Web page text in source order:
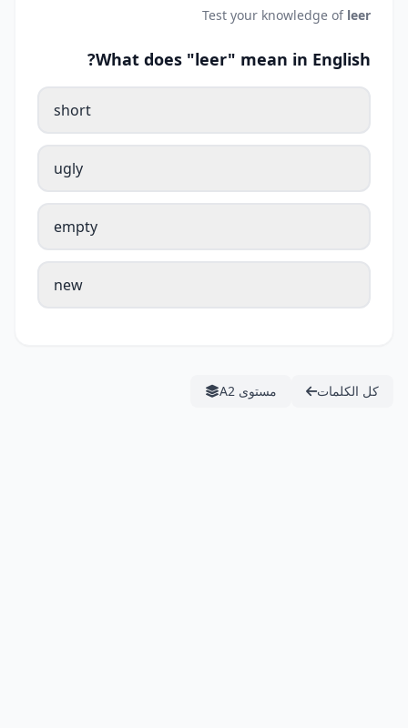
Test your knowledge of leer
What does "leer" mean in English?
short
ugly
empty
new
كل الكلمات مستوى A2